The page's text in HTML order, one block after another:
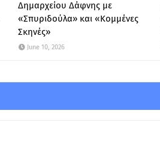
Δημαρχείου Δάφνης με
«Σπυριδούλα» και «Κομμένες
Σκηνές»
June 10, 2026